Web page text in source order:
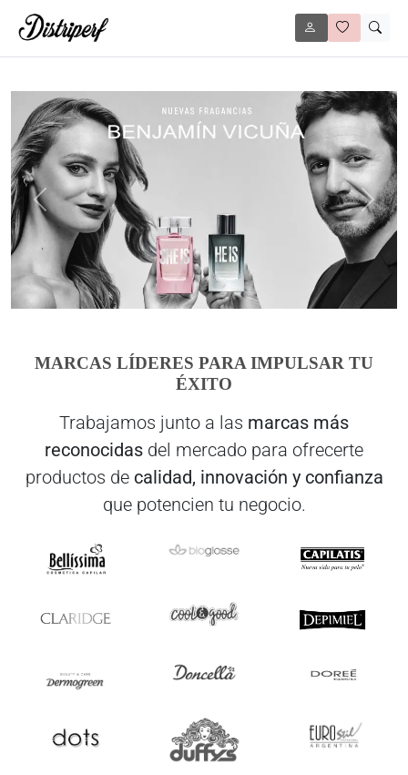
Anterior
MARCAS LÍDERES PARA IMPULSAR TU
ÉXITO
Trabajamos junto a las marcas más
reconocidas del mercado para ofrecerte
productos de calidad, innovación y confianza
que potencien tu negocio.